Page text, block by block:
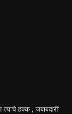
हक्क , जबाबदारी''